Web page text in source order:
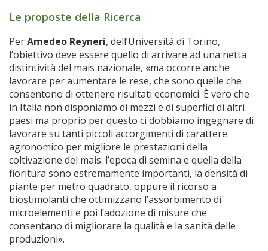
Le proposte della Ricerca
PerAmedeo Reyneri, dell’Università di Torino,
l’obiettivo deve essere quello di arrivare ad una netta
distintività del mais nazionale, «ma occorre anche
lavorare per aumentare le rese, che sono quelle che
consentono di ottenere risultati economici. È vero che
in Italia non disponiamo di mezzi e di superfici di altri
paesi ma proprio per questo ci dobbiamo ingegnare di
lavorare su tanti piccoli accorgimenti di carattere
agronomico per migliore le prestazioni della
coltivazione del mais: l’epoca di semina e quella della
fioritura sono estremamente importanti, la densità di
piante per metro quadrato, oppure il ricorso a
biostimolanti che ottimizzano l’assorbimento di
microelementi e poi l’adozione di misure che
consentano di migliorare la qualità e la sanità delle
produzioni».